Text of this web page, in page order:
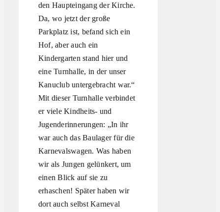
den Haupteingang der Kirche.
Da, wo jetzt der große
Parkplatz ist, befand sich ein
Hof, aber auch ein
Kindergarten stand hier und
eine Turnhalle, in der unser
Kanuclub untergebracht war.“
Mit dieser Turnhalle verbindet
er viele Kindheits- und
Jugenderinnerungen: „In ihr
war auch das Baulager für die
Karnevalswagen. Was haben
wir als Jungen gelünkert, um
einen Blick auf sie zu
erhaschen! Später haben wir
dort auch selbst Karneval